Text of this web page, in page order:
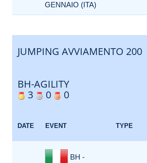
GENNAIO (ITA)
JUMPING AVVIAMENTO 200
BH-AGILITY
3
0 0
DATE EVENT TYPE
BH -